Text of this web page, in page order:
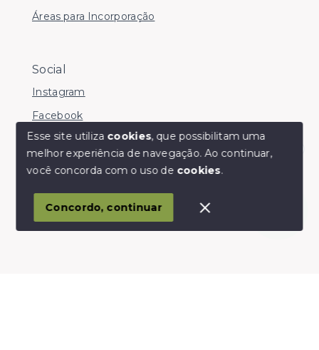
Olá! somos da Linkmob, como podemos ajudar?
Áreas para Incorporação
Social
Instagram
Facebook
© Copyright 2026 - Youinvest - Todos os direitos
SITE PARA IMOBILIARIA
Esse site utiliza cookies, que possibilitam uma
melhor experiência de navegação.Ao continuar,
você concorda com o uso de cookies.
Concordo, continuar